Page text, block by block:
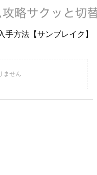
手方法【サンブレイク】